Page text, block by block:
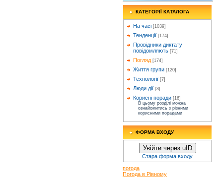
КАТЕГОРІЇ КАТАЛОГА
На часі [1039]
Тенденції [174]
Провідники диктату
повідомляють [71]
Погляд [174]
Життя групи [120]
Технології [7]
Люди дії [8]
Корисні поради [16]
В цьому розділі можна
ознайомитись з різними
корисними порадами
ФОРМА ВХОДУ
Увійти через uID
Стара форма входу
погода
Погода в Рівному